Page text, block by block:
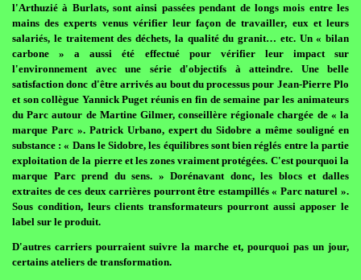
l'Arthuzié à Burlats, sont ainsi passées pendant de longs mois entre les
mains des experts venus vérifier leur façon de travailler, eux et leurs
salariés, le traitement des déchets, la qualité du granit… etc. Un « bilan
carbone » a aussi été effectué pour vérifier leur impact sur
l'environnement avec une série d'objectifs à atteindre. Une belle
satisfaction donc d'être arrivés au bout du processus pour Jean-Pierre Plo
et son collègue Yannick Puget réunis en fin de semaine par les animateurs
du Parc autour de Martine Gilmer, conseillère régionale chargée de « la
marque Parc ». Patrick Urbano, expert du Sidobre a même souligné en
substance : « Dans le Sidobre, les équilibres sont bien réglés entre la partie
exploitation de la pierre et les zones vraiment protégées. C'est pourquoi la
marque Parc prend du sens. » Dorénavant donc, les blocs et dalles
extraites de ces deux carrières pourront être estampillés « Parc naturel ».
Sous condition, leurs clients transformateurs pourront aussi apposer le
label sur le produit.
D'autres carriers pourraient suivre la marche et, pourquoi pas un jour,
certains ateliers de transformation.